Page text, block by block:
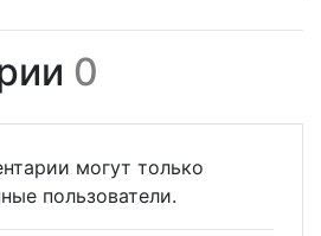
0
могут только
пользователи.